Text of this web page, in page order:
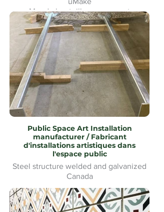
Mur de bouteilles en verre et
signalétique pour le Heineken Riverside
Beach Volleyball
Public Space Art Installation
manufacturer / Fabricant
d'installations artistiques dans
l'espace public
Steel structure welded and galvanized
Canada